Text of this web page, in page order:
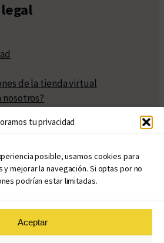
tu privacidad
posible, usamos cookies para
mejorar la navegación. Si optas por no
podrían estar limitadas.
Aceptar
de la tienda virtual
nosotros?